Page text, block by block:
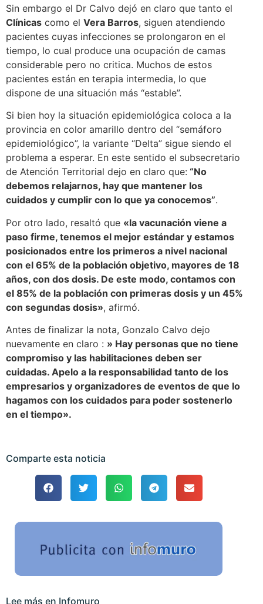
Sin embargo el Dr Calvo dejó en claro que tanto el
Clínicas como el Vera Barros, siguen atendiendo
pacientes cuyas infecciones se prolongaron en el
tiempo, lo cual produce una ocupación de camas
considerable pero no critica. Muchos de estos
pacientes están en terapia intermedia, lo que
dispone de una situación más “estable”.
Si bien hoy la situación epidemiológica coloca a la
provincia en color amarillo dentro del “semáforo
epidemiológico”, la variante “Delta” sigue siendo el
problema a esperar. En este sentido el subsecretario
de Atención Territorial dejo en claro que: “No
debemos relajarnos, hay que mantener los
cuidados y cumplir con lo que ya conocemos”.
Por otro lado, resaltó que «la vacunación viene a
paso firme, tenemos el mejor estándar y estamos
posicionados entre los primeros a nivel nacional
con el 65% de la población objetivo, mayores de 18
años, con dos dosis. De este modo, contamos con
el 85% de la población con primeras dosis y un 45%
con segundas dosis», afirmó.
Antes de finalizar la nota, Gonzalo Calvo dejo
nuevamente en claro : » Hay personas que no tiene
compromiso y las habilitaciones deben ser
cuidadas. Apelo a la responsabilidad tanto de los
empresarios y organizadores de eventos de que lo
hagamos con los cuidados para poder sostenerlo
en el tiempo».
Comparte esta noticia
Lee más en Infomuro